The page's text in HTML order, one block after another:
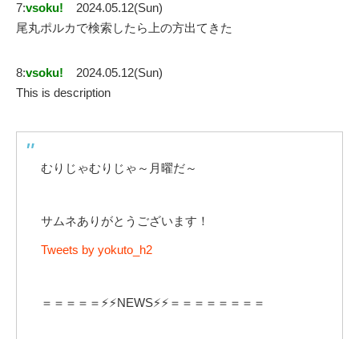
7:vsoku!
2024.05.12(Sun)
尾丸ポルカで検索したら上の方出てきた
8:vsoku!
2024.05.12(Sun)
This is description
むりじゃむりじゃ～月曜だ～
サムネありがとうございます！
Tweets by yokuto_h2
＝＝＝＝＝⚡⚡NEWS⚡⚡＝＝＝＝＝＝＝＝